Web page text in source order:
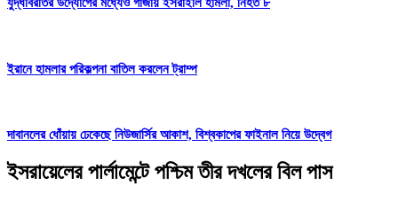
ইরানে হামলার পরিকল্পনা বাতিল করলেন ট্রাম্প
দাবানলের ধোঁয়ায় ঢেকেছে নিউজার্সির আকাশ, বিশ্বকাপের ফাইনাল নিয়ে উদ্বেগ
ইসরায়েলের পার্লামেন্টে পশ্চিম তীর দখলের বিল পাস